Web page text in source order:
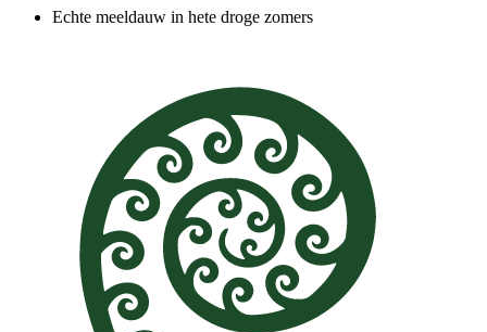
Echte meeldauw in hete droge zomers